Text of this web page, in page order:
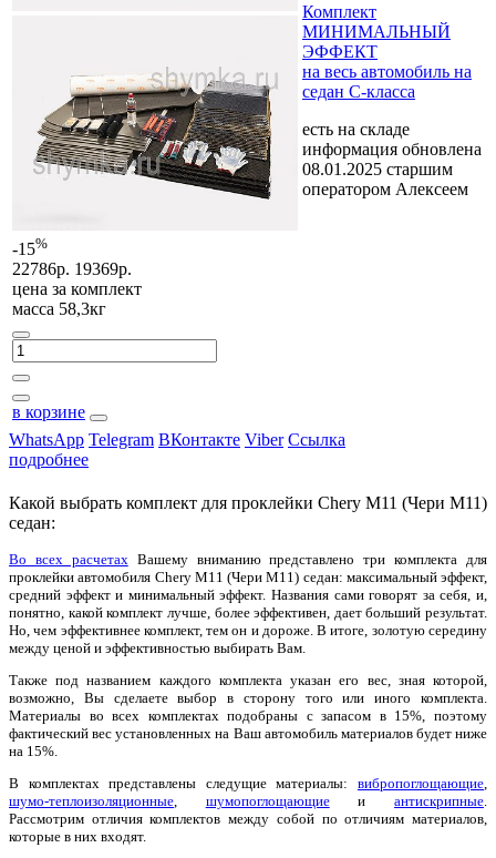
-15%
22786р. 19369р.
цена за комплект
масса 58,3кг
в корзине
Комплект
МИНИМАЛЬНЫЙ
ЭФФЕКТ
на весь автомобиль на
седан C-класса
есть на складе
информация обновлена
08.01.2025 старшим
оператором Алексеем
WhatsApp Telegram ВКонтакте Viber Ссылка
подробнее
Какой выбрать комплект для проклейки Chery M11 (Чери М11)
седан:
Во всех расчетах Вашему вниманию представлено три комплекта для
проклейки автомобиля Chery M11 (Чери М11) седан: максимальный эффект,
средний эффект и минимальный эффект. Названия сами говорят за себя, и,
понятно, какой комплект лучше, более эффективен, дает больший результат.
Но, чем эффективнее комплект, тем он и дороже. В итоге, золотую середину
между ценой и эффективностью выбирать Вам.
Также под названием каждого комплекта указан его вес, зная которой,
возможно, Вы сделаете выбор в сторону того или иного комплекта.
Материалы во всех комплектах подобраны с запасом в 15%, поэтому
фактический вес установленных на Ваш автомобиль материалов будет ниже
на 15%.
В комплектах представлены следущие материалы: вибропоглощающие
шумо-теплоизоляционные
шумопоглощающиеиантискрипные
Рассмотрим отличия комплектов между собой по отличиям материалов,
которые в них входят.